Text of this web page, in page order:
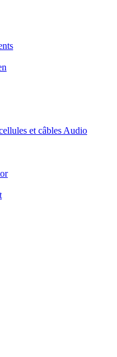
et câbles Audio